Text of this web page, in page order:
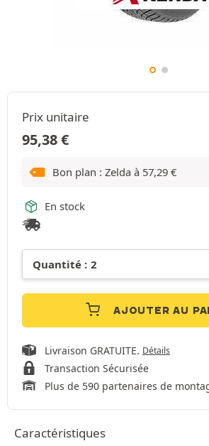
Prix unitaire
95,38€
Bon plan : Zelda à 57,29 €
En stock
AJOUTER AU
Livraison GRATUITE. Détails
Transaction Sécurisée
Plus de 590 partenaires de
Caractéristiques